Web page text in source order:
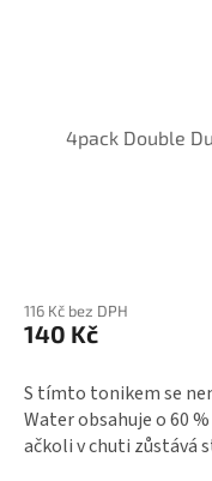
4pack Double
116 Kč bez DPH
140 Kč
S tímto tonikem se
Water obsahuje o 60
ačkoli v chuti zůstává